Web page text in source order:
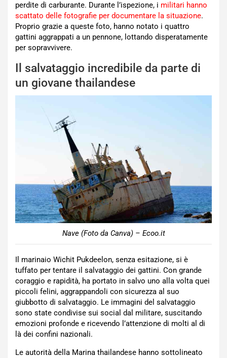
perdite di carburante. Durante l’ispezione, i militari hanno
scattato delle fotografie per documentare la situazione.
Proprio grazie a queste foto, hanno notato i quattro
gattini aggrappati a un pennone, lottando disperatamente
per sopravvivere.
Il salvataggio incredibile da parte di
un giovane thailandese
Nave (Foto da Canva) – Ecoo.it
Il marinaio Wichit Pukdeelon, senza esitazione, si è
tuffato per tentare il salvataggio dei gattini. Con grande
coraggio e rapidità, ha portato in salvo uno alla volta quei
piccoli felini, aggrappandoli con sicurezza al suo
giubbotto di salvataggio. Le immagini del salvataggio
sono state condivise sui social dal militare, suscitando
emozioni profonde e ricevendo l’attenzione di molti al di
là dei confini nazionali.
Le autorità della Marina thailandese hanno sottolineato